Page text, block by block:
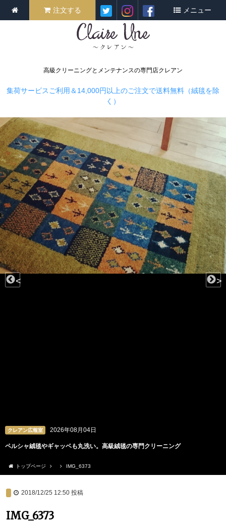
高級クリーニングとメンテナンスの専門店クレアン
注文する メニュー
集荷サービスご利用＆14,000円以上のご注文で送料無料（絨毯を除
く）
クレアン広報室 2026年08月04日
ペルシャ絨毯やギャッベも丸洗い。高級絨毯の専門クリーニング
< >
トップページ IMG_6373
2018/12/25 12:50 投稿
IMG_6373